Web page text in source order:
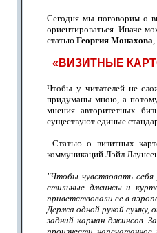
Сегодня мы поговорим о
ориентироваться. Иначе
статью Георгия Монахова,
«ВИЗИТНЫЕ
Чтобы у читателей не
придуманы мною, а
мнения авторитетных
существуют единые
Статью о визитных
коммуникаций Лэйл
"Чтобы чувствовать себя
стильные джинсы и
приветствовали ее в
Держа одной рукой сумку,
задний карман джинсов.